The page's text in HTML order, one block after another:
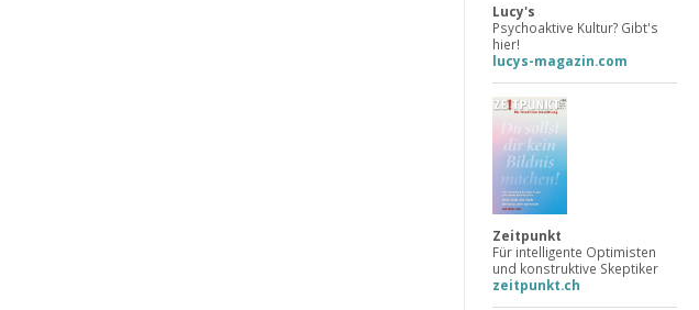
Lucy's
Psychoaktive Kultur? Gibt's
hier!
lucys-magazin.com
Zeitpunkt
Für intelligente Optimisten
und konstruktive Skeptiker
zeitpunkt.ch